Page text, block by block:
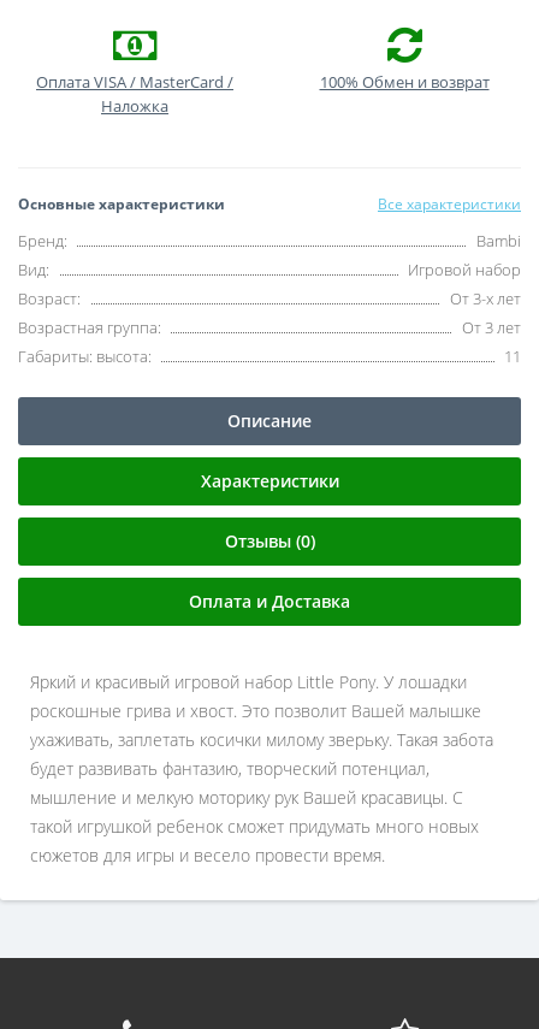
Оплата VISA / MasterCard /
Наложка
100% Обмен и возврат
Основные характеристики Все характеристики
Бренд:
Bambi
Вид:
Игровой набор
Возраст:
От 3-х лет
Возрастная группа:
От 3 лет
Габариты: высота:
11
Описание
Характеристики
Отзывы (0)
Оплата и Доставка
Яркий и красивый игровой набор Little Pony. У лошадки
роскошные грива и хвост. Это позволит Вашей малышке
ухаживать, заплетать косички милому зверьку. Такая забота
будет развивать фантазию, творческий потенциал,
мышление и мелкую моторику рук Вашей красавицы. С
такой игрушкой ребенок сможет придумать много новых
сюжетов для игры и весело провести время.